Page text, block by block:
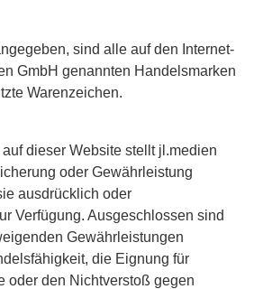
sind alle auf den Internet-
GmbH genannten Handelsmarken
Warenzeichen.
dieser Website stellt jl.medien
oder Gewährleistung
ausdrücklich oder
Verfügung. Ausgeschlossen sind
Gewährleistungen
die Eignung für
oder den Nichtverstoß gegen